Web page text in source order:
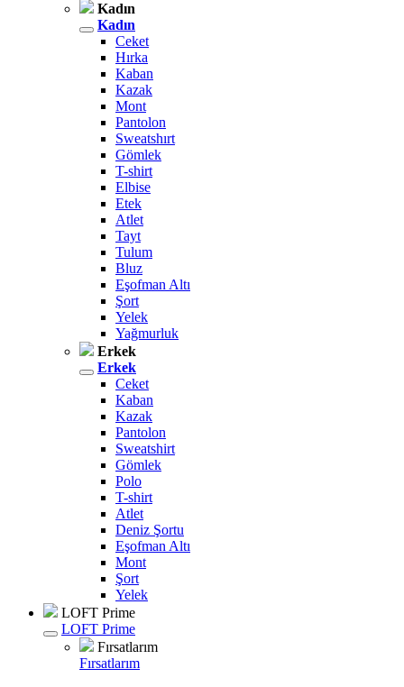
Kadın
Kadın
Ceket
Hırka
Kaban
Kazak
Mont
Pantolon
Sweatshırt
Gömlek
T-shirt
Elbise
Etek
Atlet
Tayt
Tulum
Bluz
Eşofman Altı
Şort
Yelek
Yağmurluk
Erkek
Erkek
Ceket
Kaban
Kazak
Pantolon
Sweatshirt
Gömlek
Polo
T-shirt
Atlet
Deniz Şortu
Eşofman Altı
Mont
Şort
Yelek
LOFT Prime
LOFT Prime
Fırsatlarım
Fırsatlarım